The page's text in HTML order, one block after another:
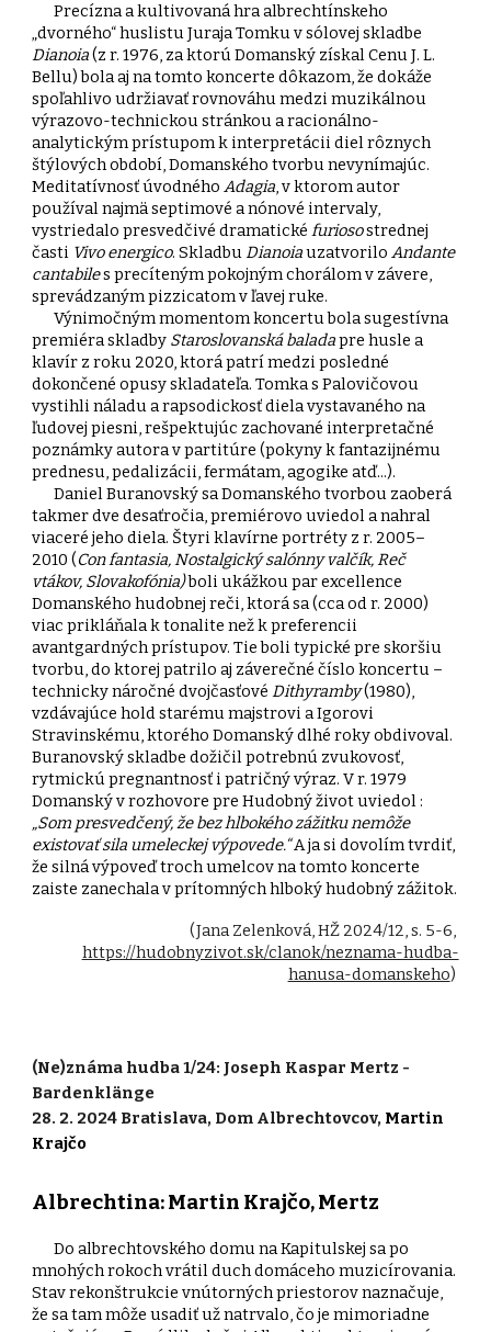
Precízna a kultivovaná hra albrechtínskeho
„dvorného“ huslistu Juraja Tomku v sólovej skladbe
Dianoia(z r. 1976, za ktorú Domanský získal Cenu J. L.
Bellu) bola aj na tomto koncerte dôkazom, že dokáže
spoľahlivo udržiavať rovnováhu medzi muzikálnou
výrazovo-technickou stránkou a racionálno-
analytickým prístupom k interpretácii diel rôznych
štýlových období, Domanského tvorbu nevynímajúc.
Meditatívnosť úvodnéhoAdagia, v ktorom autor
používal najmä septimové a nónové intervaly,
vystriedalo presvedčivé dramatickéfuriosostrednej
časti Vivo energico. SkladbuDianoiauzatvoriloAndante
cantabiles precíteným pokojným chorálom v závere,
sprevádzaným pizzicatom v ľavej ruke.
Výnimočným momentom koncertu bola sugestívna
premiéra skladby Staroslovanská baladapre husle a
klavír z roku 2020, ktorá patrí medzi posledné
dokončené opusy skladateľa. Tomka s Palovičovou
vystihli náladu a rapsodickosť diela vystavaného na
ľudovej piesni, rešpektujúc zachované interpretačné
poznámky autora v partitúre (pokyny k fantazijnému
prednesu, pedalizácii, fermátam, agogike atď...).
Daniel Buranovský sa Domanského tvorbou zaoberá
takmer dve desaťročia, premiérovo uviedol a nahral
viaceré jeho diela. Štyri klavírne portréty z r. 2005–
2010 (Con fantasia, Nostalgický salónny valčík, Reč
vtákov, Slovakofónia)boli ukážkou par excellence
Domanského hudobnej reči, ktorá sa (cca od r. 2000)
viac prikláňala k tonalite než k preferencii
avantgardných prístupov. Tie boli typické pre skoršiu
tvorbu, do ktorej patrilo aj záverečné číslo koncertu –
technicky náročné dvojčasťovéDithyramby(1980),
vzdávajúce hold starému majstrovi a Igorovi
Stravinskému, ktorého Domanský dlhé roky obdivoval.
Buranovský skladbe dožičil potrebnú zvukovosť,
rytmickú pregnantnosť i patričný výraz. V r. 1979
Domanský v rozhovore pre Hudobný život uviedol :
„Som presvedčený, že bez hlbokého zážitku nemôže
existovať sila umeleckej výpovede.“A ja si dovolím tvrdiť,
že silná výpoveď troch umelcov na tomto koncerte
zaiste zanechala v prítomných hlboký hudobný zážitok.
(Jana Zelenková, HŽ 2024/12, s. 5-6,
https://hudobnyzivot.sk/clanok/neznama-hudba-
hanusa-domanskeho)
(Ne)známa hudba1/24: Joseph Kaspar Mertz -
Bardenklänge
28. 2. 2024 Bratislava, Dom Albrechtovcov, Martin
Krajčo
Albrechtina: Martin Krajčo, Mertz
Do albrechtovského domu na Kapitulskej sa po
mnohých rokoch vrátil duch domáceho muzicírovania.
Stav rekonštrukcie vnútorných priestorov naznačuje,
že sa tam môže usadiť už natrvalo, čo je mimoriadne